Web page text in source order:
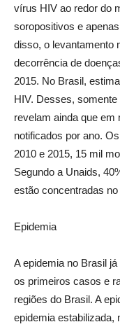
vírus HIV ao redor do
soropositivos e
disso, o levantamento
decorrência de
2015. No Brasil,
HIV. Desses,
revelam ainda que
notificados por ano.
2010 e 2015, 15 mil
Segundo a Unaids,
estão concentradas no
Epidemia
A epidemia no Brasil
os primeiros casos e
regiões do Brasil. A
epidemia estabilizada,